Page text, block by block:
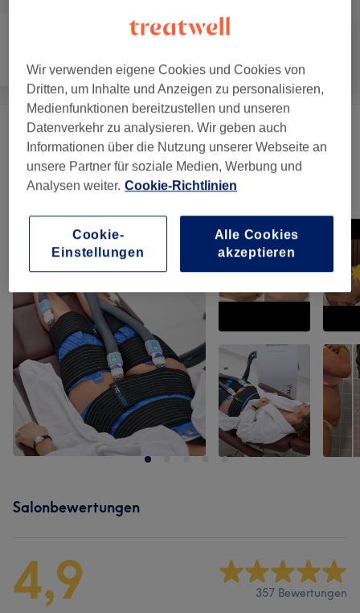
Nägel Gesicht
Gewichts- & Cellulite Behandlungen (5)
Unsere Arbeit
Salonbewertungen
4,9 357 Bewertungen
Wir verwenden eigene Cookies und Cookies von
Dritten, um Inhalte und Anzeigen zu personalisieren,
Medienfunktionen bereitzustellen und unseren
Datenverkehr zu analysieren. Wir geben auch
Informationen über die Nutzung unserer Webseite an
unsere Partner für soziale Medien, Werbung und
Analysen weiter. Cookie-Richtlinien
Cookie-
Einstellungen
Alle Cookies
akzeptieren